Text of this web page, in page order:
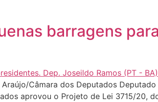
barragens
Câmara dos Deputados
aprovou o Projeto de Lei 3715/20,